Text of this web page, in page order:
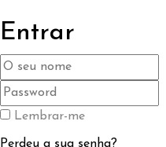
Entrar
Lembrar-me
Perdeu a sua senha?